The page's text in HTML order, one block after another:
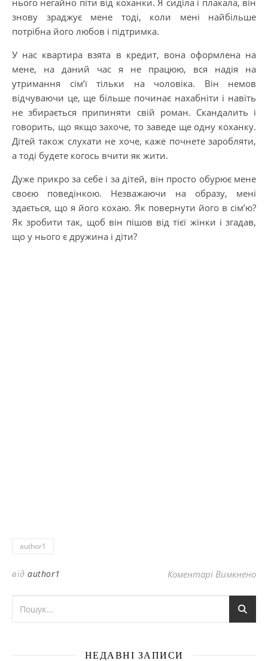
знову зраджує мене тоді, коли мені найбільше
потрібна його любов і підтримка.
У нас квартира взята в кредит, вона оформлена на
мене, на даний час я не працюю, вся надія на
утримання сім’ї тільки на чоловіка. Він немов
відчуваючи це, ще більше починає нахабніти і навіть
не збирається припиняти свій роман. Скандалить і
говорить, що якщо захоче, то заведе ще одну коханку.
Дітей також слухати не хоче, каже почнете заробляти,
а тоді будете когось вчити як жити.
Дуже прикро за себе і за дітей, він просто обурює мене
своєю поведінкою. Незважаючи на образу, мені
здається, що я його кохаю. Як повернути його в сім’ю?
Як зробити так, щоб він пішов від тієї жінки і згадав,
що у нього є дружина і діти?
author1
від author1 Коментарі Вимкненодо
НЕДАВНІ ЗАПИСИ